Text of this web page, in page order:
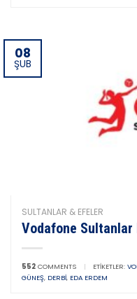
08
ŞUB
SULTANLAR & EFELER
Vodafone Sultanlar
552 COMMENTS | ETIKETLER:
GÜNEŞ, DERBI, EDA ERDEM